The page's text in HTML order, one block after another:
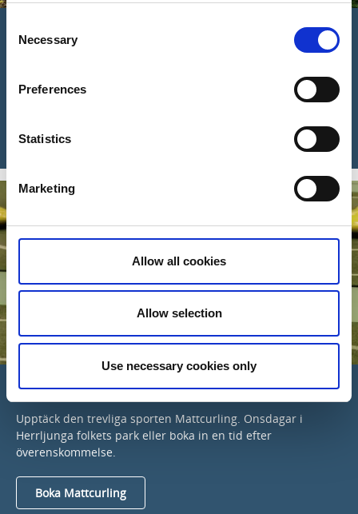
Selection
Necessary
Preferences
Statistics
Marketing
Allow all cookies
Allow selection
Use necessary cookies only
Upplev Haraberget
hembygdspark med upptäckter för både stora som små. För
de yngre finns exempelvis upplevelsestigen Trolles...
Läs mer & upptäck Haraberget
Mattcurling
Upptäck den trevliga sporten Mattcurling. Onsdagar i
Herrljunga folkets park eller boka in en tid efter
överenskommelse.
Boka Mattcurling